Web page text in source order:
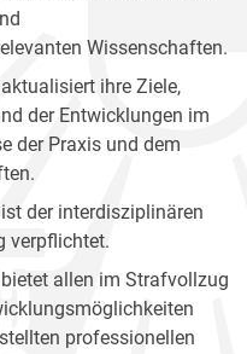
Wissenschaften.
ihre Ziele,
der Entwicklungen im
der Praxis und dem
der interdisziplinären
verpflichtet.
allen im Strafvollzug
professionellen